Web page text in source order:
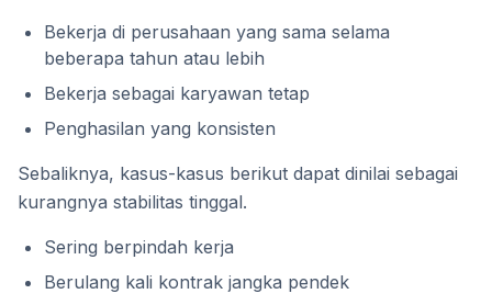
Bekerja di perusahaan yang sama selama
beberapa tahun atau lebih
Bekerja sebagai karyawan tetap
Penghasilan yang konsisten
Sebaliknya, kasus-kasus berikut dapat dinilai sebagai
kurangnya stabilitas tinggal.
Sering berpindah kerja
Berulang kali kontrak jangka pendek